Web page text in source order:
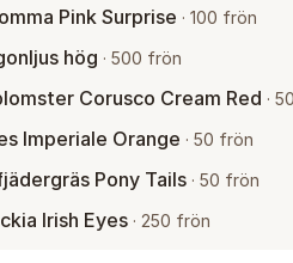
Pink Surprise · 100 frön
hög · 500 frön
Corusco Cream Red ·
Imperiale Orange · 50 frön
Pony Tails · 50 frön
Irish Eyes · 250 frön